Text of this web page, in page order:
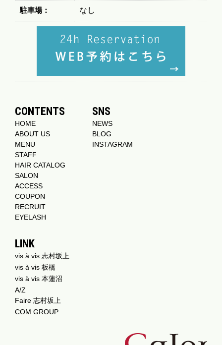
駐車場： なし
CONTENTS
HOME
ABOUT US
MENU
STAFF
HAIR CATALOG
SALON
ACCESS
COUPON
RECRUIT
EYELASH
SNS
NEWS
BLOG
INSTAGRAM
LINK
vis à vis 志村坂上
vis à vis 板橋
vis à vis 本蓮沼
A/Z
Faire 志村坂上
COM GROUP